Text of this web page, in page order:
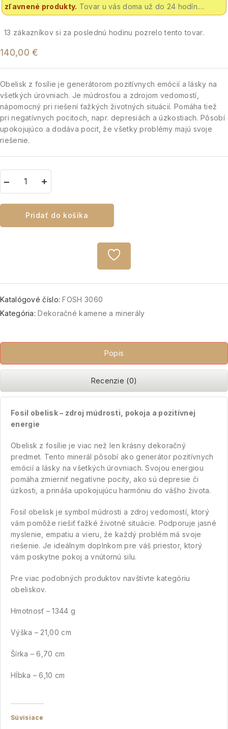
zľavnené produkty. Tovar u vás doma už do 24 hodín....
13 zákazníkov si za poslednú hodinu pozrelo tento tovar.
140,00€
Obelisk z fosílie je generátorom pozitívnych emócií a lásky na
všetkých úrovniach. Je múdrosťou a zdrojom vedomostí,
nápomocný pri riešení ťažkých životných situácií. Pomáha tiež
pri negatívnych pocitoch, napr. depresiách a úzkostiach. Pôsobí
upokojujúco a dodáva pocit, že všetky problémy majú svoje
riešenie.
Pridať do košíka
Katalógové číslo:FOSH 3060
Kategória:Dekoračné kamene a minerály
Popis
Recenzie (0)
Fosil obelisk – zdroj múdrosti, pokoja a pozitívnej
energie
Obelisk z fosílie je viac než len krásny dekoračný
predmet. Tento minerál pôsobí ako generátor pozitívnych
emócií a lásky na všetkých úrovniach. Svojou energiou
pomáha zmierniť negatívne pocity, ako sú depresie či
úzkosti, a prináša upokojujúcu harmóniu do vášho života.
Fosil obelisk je symbol múdrosti a zdroj vedomostí, ktorý
vám pomôže riešiť ťažké životné situácie. Podporuje jasné
myslenie, empatiu a vieru, že každý problém má svoje
riešenie. Je ideálnym doplnkom pre váš priestor, ktorý
vám poskytne pokoj a vnútornú silu.
Pre viac podobných produktov navštívte kategóriu
obeliskov.
Hmotnosť – 1344 g
Výška – 21,00 cm
Šírka – 6,70 cm
Hĺbka – 6,10 cm
Súvisiace